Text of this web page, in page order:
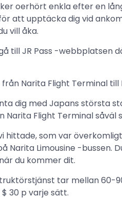
oerhört enkla efter en
att upptäcka dig vid
vill åka.
till JR Pass -webbplatsen
Narita Flight Terminal
dig med Japans största
Narita Flight Terminal såväl
hittade, som var
Narita Limousine -bussen.
du kommer dit.
tar mellan 60-
30 p varje sätt.